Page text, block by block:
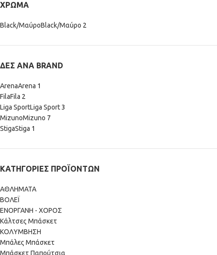
ΧΡΏΜΑ
Black/ΜαύροBlack/Μαύρο 2
ΔΕΣ ΑΝΆ BRAND
ArenaArena 1
FilaFila 2
Liga SportLiga Sport3
MizunoMizuno 7
StigaStiga 1
ΚΑΤΗΓΟΡΊΕΣ ΠΡΟΪΌΝΤΩΝ
ΑΘΛΗΜΑΤΑ
ΒΟΛΕΪ
ΕΝΟΡΓΑΝΗ - ΧΟΡΟΣ
Κάλτσες Μπάσκετ
ΚΟΛΥΜΒΗΣΗ
Μπάλες Μπάσκετ
Μπάσκετ Παπούτσια